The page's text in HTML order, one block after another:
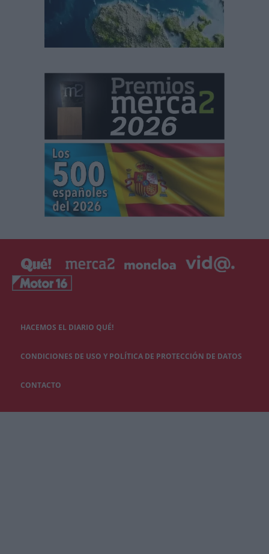
HACEMOS EL DIARIO QUÉ!
CONDICIONES DE USO Y POLÍTICA DE PROTECCIÓN DE DATOS
CONTACTO